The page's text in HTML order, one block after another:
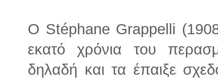
O Stéphane Grappelli
εκατό χρόνια του
δηλαδή και τα έπαιξε